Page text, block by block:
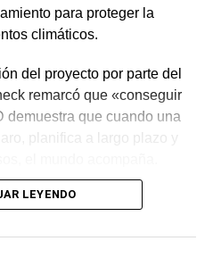
para proteger la
climáticos.
del proyecto por parte del
remarcó que «conseguir
demuestra que cuando una
planifica a largo plazo y
Río Negro tiene un proyecto
concretas y una visión de
es de US$ 85 millones.
LEYENDO